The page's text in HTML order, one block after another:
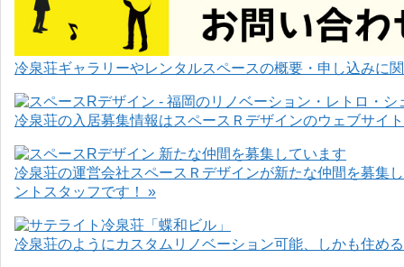
冷泉荘ギャラリーやレンタルスペースの概要・申し込みに
冷泉荘の入居募集情報はスペースＲデザインのウェブサイ
冷泉荘の運営会社スペースＲデザインが新たな仲間を募集
ントスタッフです！ »
冷泉荘のようにカスタムリノベーション可能、しかも住め